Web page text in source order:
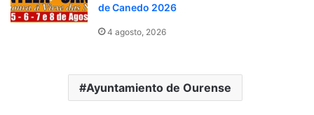
de Canedo 2026
4 agosto, 2026
Ayuntamiento de Ourense